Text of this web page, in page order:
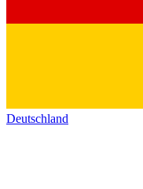
Deutschland